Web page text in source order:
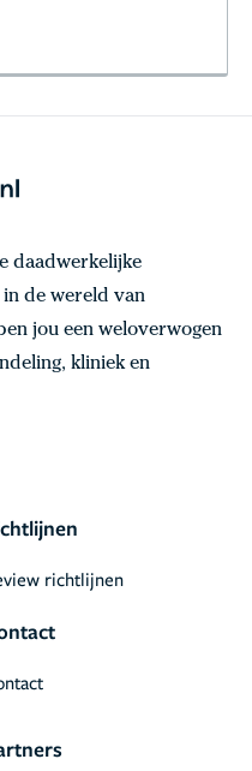
daadwerkelijke
de wereld van
jou een weloverwogen
kliniek en
richtlijnen